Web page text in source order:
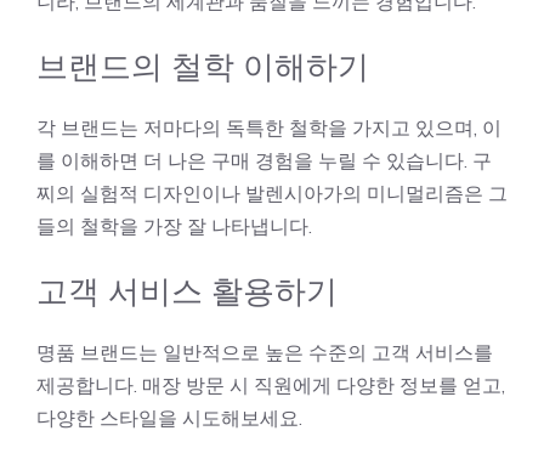
브랜드의 철학 이해하기
각 브랜드는 저마다의 독특한 철학을 가지고 있으며, 이
를 이해하면 더 나은 구매 경험을 누릴 수 있습니다. 구
찌의 실험적 디자인이나 발렌시아가의 미니멀리즘은 그
들의 철학을 가장 잘 나타냅니다.
고객 서비스 활용하기
명품 브랜드는 일반적으로 높은 수준의 고객 서비스를
제공합니다. 매장 방문 시 직원에게 다양한 정보를 얻고,
다양한 스타일을 시도해보세요.